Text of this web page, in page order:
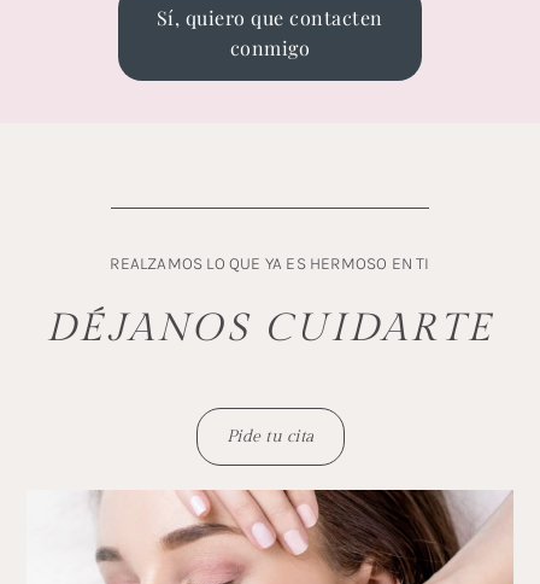
Sí, quiero que contacten
conmigo
REALZAMOS LO QUE YA ES HERMOSO EN TI
DÉJANOS CUIDARTE
Pide tu cita